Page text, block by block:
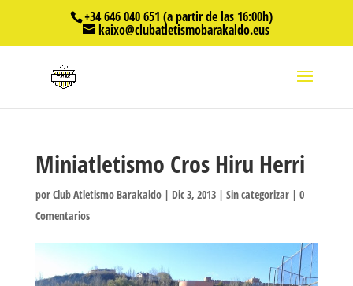
+34 646 040 651 (a partir de las 16:00h)
kaixo@clubatletismobarakaldo.eus
Miniatletismo Cros Hiru Herri
porClub Atletismo Barakaldo| Dic 3, 2013| Sin categorizar| 0
Comentarios